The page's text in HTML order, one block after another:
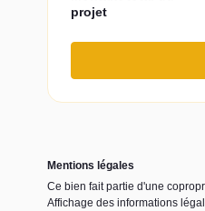
Mentions légales
Ce bien fait partie d'une
Affichage des informations